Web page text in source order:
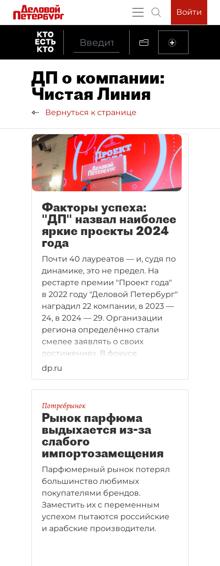
Войти
ДП о компании:
Чистая Линия
Вернуться к странице
Факторы успеха:
"ДП" назвал наиболее
яркие проекты 2024
года
Почти 40 лауреатов — и, судя по
динамике, это не предел. На
рестарте премии "Проект года"
в 2022 году "Деловой Петербург"
наградил 22 компании, в 2023 —
24, в 2024 — 29. Организации
региона определённо стали
смелее заявлять о своих
достижениях. В фокусе
внимания всё больше
направлений, влияющих на
развитие бизнеса и экономики.
И премия "ДП" призвана
зафиксировать эти истории
успеха.
dp.ru
Потребрынок
Рынок парфюма
выдыхается из-за
слабого
импортозамещения
Парфюмерный рынок потерял
большинство любимых
покупателями брендов.
Заместить их с переменным
успехом пытаются российские
и арабские производители.